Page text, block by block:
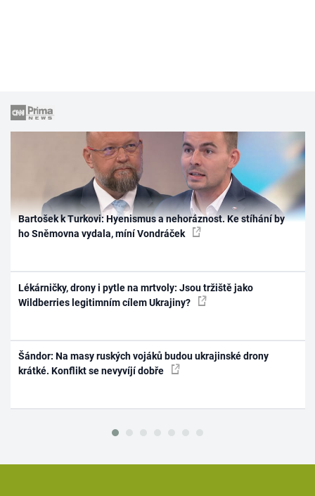
Bartošek k Turkovi: Hyenismus a nehoráznost. Ke stíhání by
ho Sněmovna vydala, míní Vondráček
Lékárničky, drony i pytle na mrtvoly: Jsou tržiště jako
Wildberries legitimním cílem Ukrajiny?
Šándor: Na masy ruských vojáků budou ukrajinské drony
krátké. Konflikt se nevyvíjí dobře